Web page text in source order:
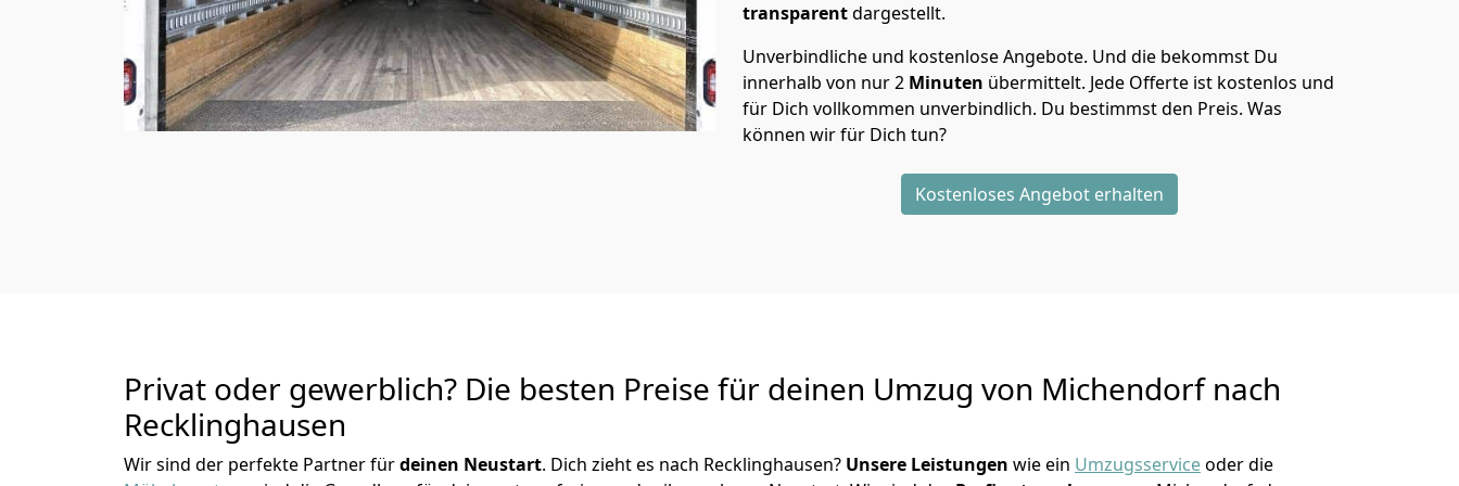
transparentdargestellt.
Unverbindliche und kostenlose Angebote. Und die bekommst Du
innerhalb von nur2 Minuten übermittelt. Jede Offerte ist kostenlos und
für Dich vollkommen unverbindlich. Du bestimmst den Preis. Was
können wir für Dich tun?
Kostenloses Angebot erhalten
Privat oder gewerblich? Die besten Preise für deinen Umzug von Michendorf nach
Recklinghausen
Wir sind der perfekte Partner fürdeinen Neustart. Dich zieht es nach Recklinghausen? Unsere Leistungen wie ein Umzugsserviceoder die